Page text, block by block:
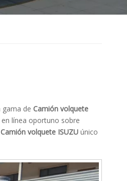
de Camión volquete
línea oportuno sobre
Camión volquete ISUZU único